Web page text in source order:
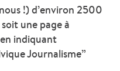
!) d’environ 2500
une page à
indiquant
Journalisme”